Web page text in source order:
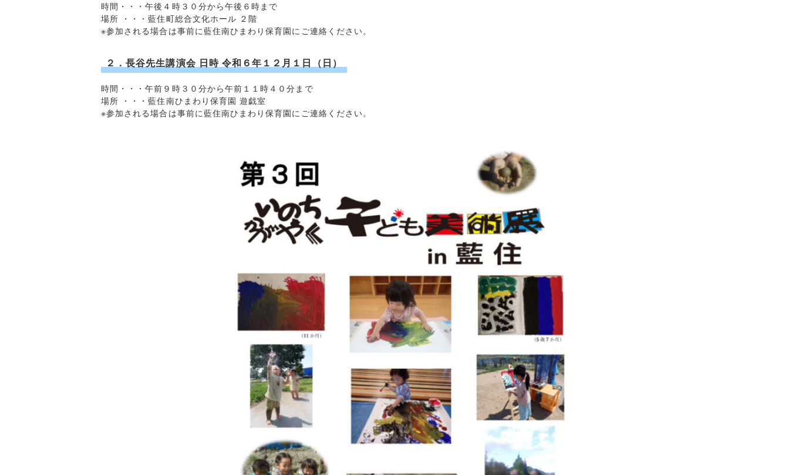
時間・・・午後４時３０分から午後６時まで
場所 ・・・藍住町総合文化ホール ２階
※参加される場合は事前に藍住南ひまわり保育園にご連絡ください。
２．長谷先生講演会 日時 令和６年１２月１日（日）
時間・・・午前９時３０分から午前１１時４０分まで
場所 ・・・藍住南ひまわり保育園 遊戯室
※参加される場合は事前に藍住南ひまわり保育園にご連絡ください。